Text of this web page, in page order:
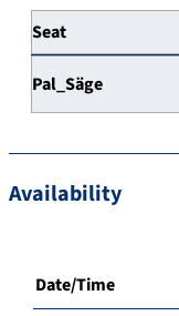
Seat
Pal_Säge
Availability
Date/Time